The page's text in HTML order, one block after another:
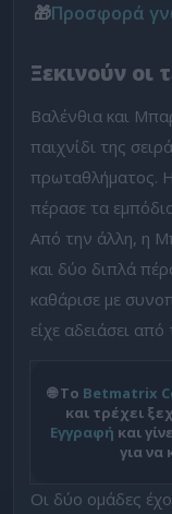
🎁Προσφορά
Ξεκινούν οι
Βαλένθια και
παιχνίδι της
πρωταθλήματος.
πέρασε τα
Από την άλλη, η
και δύο διπλά
καθάρισε με
είχε αδειάσει
🌐 Το Betmatrix
και τρέχει
Εγγραφή και
για να
Οι δύο ομάδες